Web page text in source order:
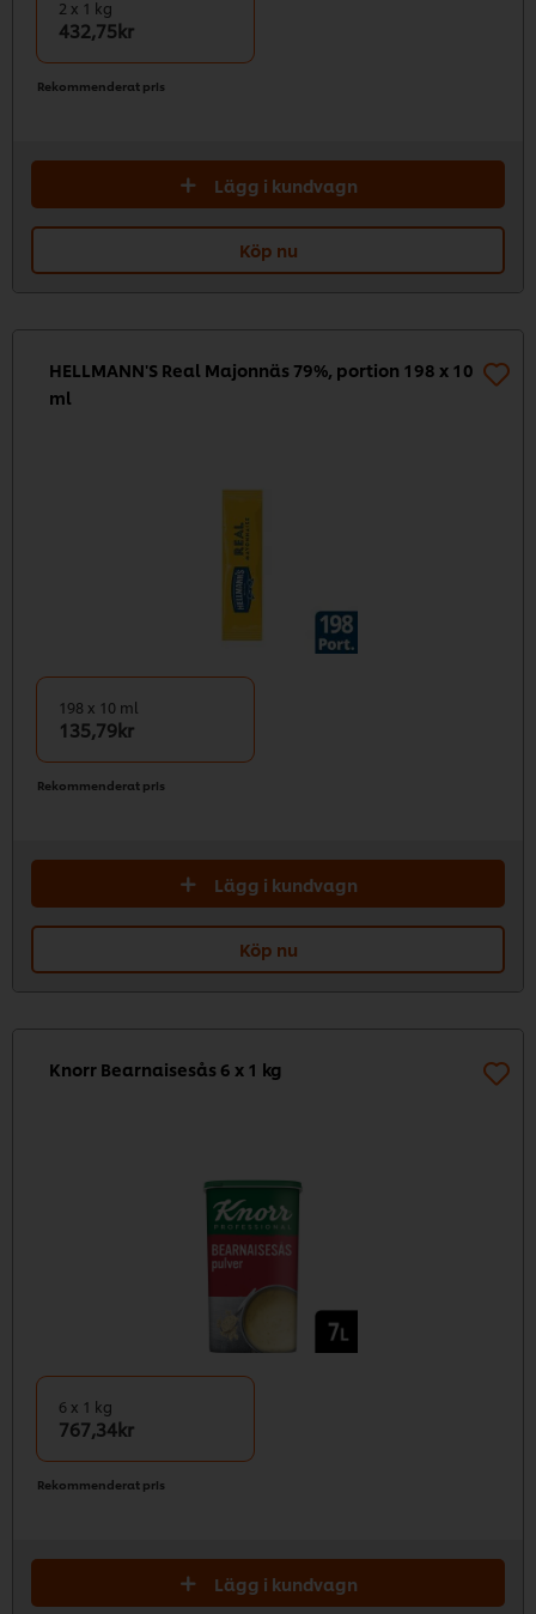
2 x 1 kg
432,75kr
Rekommenderat pris
Lägg i kundvagn
Köp nu
HELLMANN'S Real Majonnäs 79%, portion 198 x 10
ml
198 x 10 ml
135,79kr
Rekommenderat pris
Lägg i kundvagn
Köp nu
Knorr Bearnaisesås 6 x 1 kg
6 x 1 kg
767,34kr
Rekommenderat pris
Lägg i kundvagn